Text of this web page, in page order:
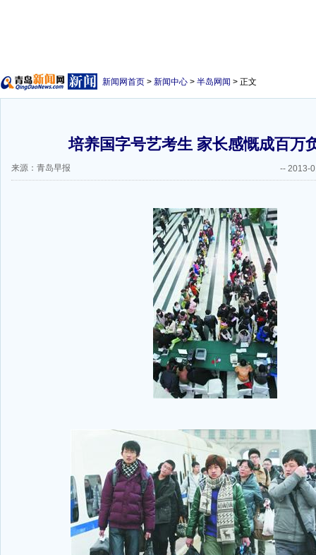
新闻网首页 > 新闻中心 > 半岛网闻 > 正文
培养国字号艺考生 家长感慨成百万
来源：青岛早报 -- 2013-